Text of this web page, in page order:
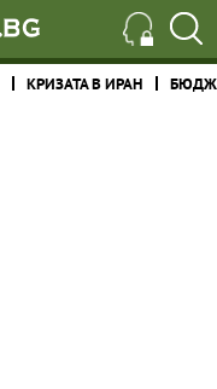
КРИЗАТА В ИРАН